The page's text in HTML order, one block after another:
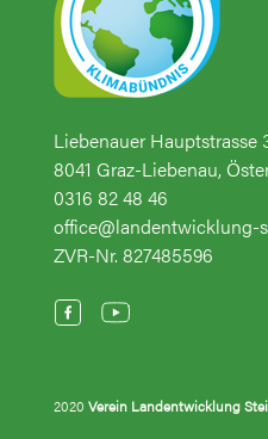
Liebenauer Hauptstrasse
8041 Graz-Liebenau,
0316 82 48 46
office@landentwicklung-
ZVR-Nr. 827485596
2020Verein Landentwicklung